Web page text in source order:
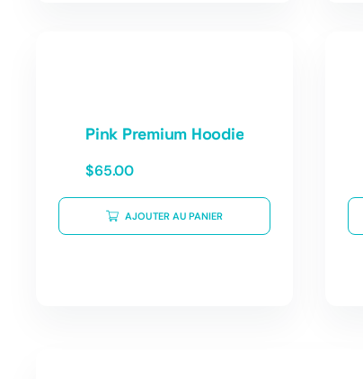
Pink Premium Hoodie
$65.00
AJOUTER AU PANIER